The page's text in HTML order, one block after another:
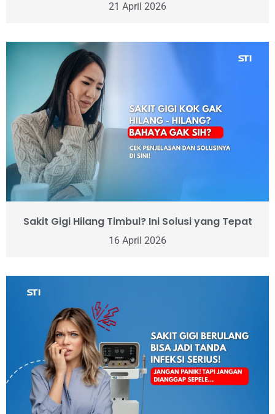
21 April 2026
Sakit Gigi Hilang Timbul? Ini Solusi yang Tepat
16 April 2026